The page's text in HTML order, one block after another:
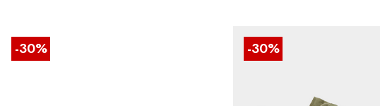
-30% -30%